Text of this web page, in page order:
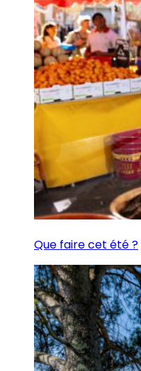
Que faire cet été ?